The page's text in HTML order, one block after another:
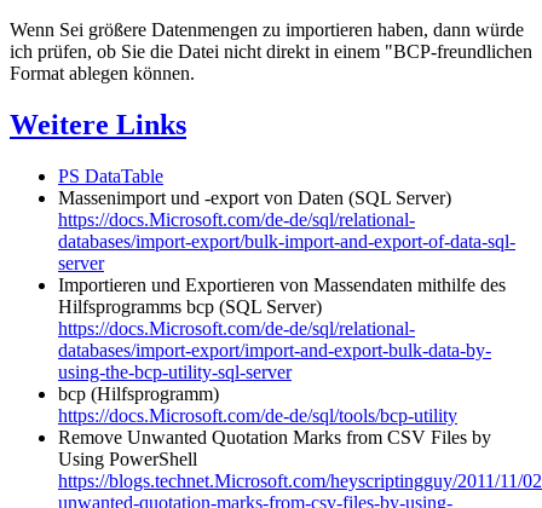
Wenn Sei größere Datenmengen zu importieren haben, dann würde
ich prüfen, ob Sie die Datei nicht direkt in einem "BCP-freundlichen
Format ablegen können.
Weitere Links
PS DataTable
Massenimport und -export von Daten (SQL Server)
https://docs.Microsoft.com/de-de/sql/relational-
databases/import-export/bulk-import-and-export-of-data-sql-
server
Importieren und Exportieren von Massendaten mithilfe des
Hilfsprogramms bcp (SQL Server)
https://docs.Microsoft.com/de-de/sql/relational-
databases/import-export/import-and-export-bulk-data-by-
using-the-bcp-utility-sql-server
bcp (Hilfsprogramm)
https://docs.Microsoft.com/de-de/sql/tools/bcp-utility
Remove Unwanted Quotation Marks from CSV Files by
Using PowerShell
https://blogs.technet.Microsoft.com/heyscriptingguy/2011/11/
unwanted-quotation-marks-from-csv-files-by-using-